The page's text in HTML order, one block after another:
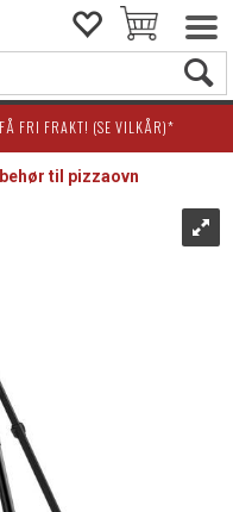
FRI FRAKT! (SE VILKÅR)*
til pizzaovn